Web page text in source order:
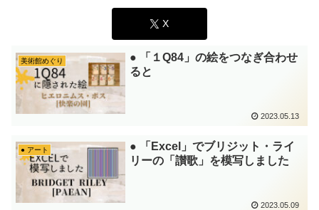
X
美術館めぐり
● 「１Q84」の絵をつなぎ合わせ
ると
2023.05.13
● アート
● 「Excel」でブリジット・ライ
リーの「讃歌」を模写しました
2023.05.09